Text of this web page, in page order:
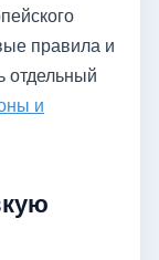
правила и
отдельный
и